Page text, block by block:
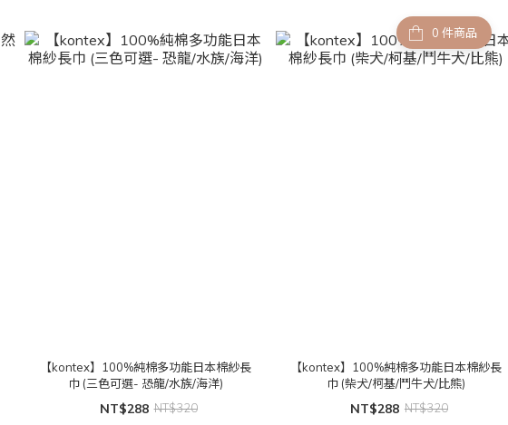
件商品
【kontex】100%純棉多功能日本棉紗長
巾 (三色可選- 恐龍/水族/海洋)
NT$288 NT$320
【kontex】100%純棉多功能日本棉紗長
巾 (柴犬/柯基/鬥牛犬/比熊)
NT$288 NT$320